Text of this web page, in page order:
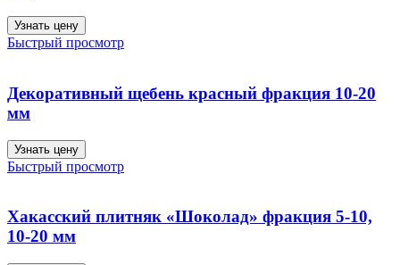
Узнать цену
Быстрый просмотр
Декоративный щебень красный фракция 10-20
мм
Узнать цену
Быстрый просмотр
Хакасский плитняк «Шоколад» фракция 5-10,
10-20 мм